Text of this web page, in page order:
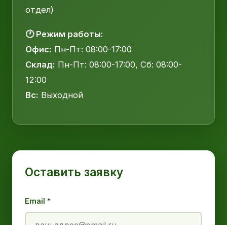
отдел)
🕐 Режим работы:
Офис: Пн-Пт: 08:00-17:00
Склад: Пн-Пт: 08:00-17:00, Сб: 08:00-
12:00
Вс: Выходной
Оставить заявку
Email *